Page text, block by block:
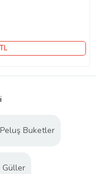
Peluş Buketler
Güller